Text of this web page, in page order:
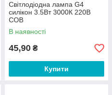
Світлодіодна лампа G4
силікон 3.5Вт 3000К 220В
COB
В наявності
45,90 ₴
Купити